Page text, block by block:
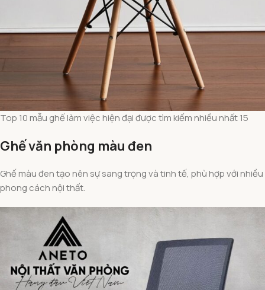
Top 10 mẫu ghế làm việc hiện đại được tìm kiếm nhiều nhất 15
Ghế văn phòng màu đen
Ghế màu đen tạo nên sự sang trọng và tinh tế, phù hợp với nhiều
phong cách nội thất.